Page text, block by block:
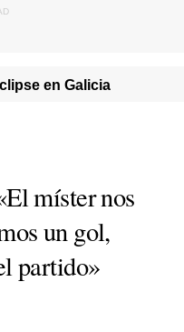
en Galicia
míster nos
un gol,
partido»